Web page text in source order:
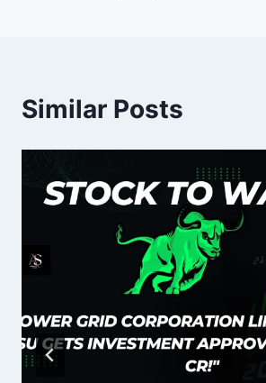
Similar Posts